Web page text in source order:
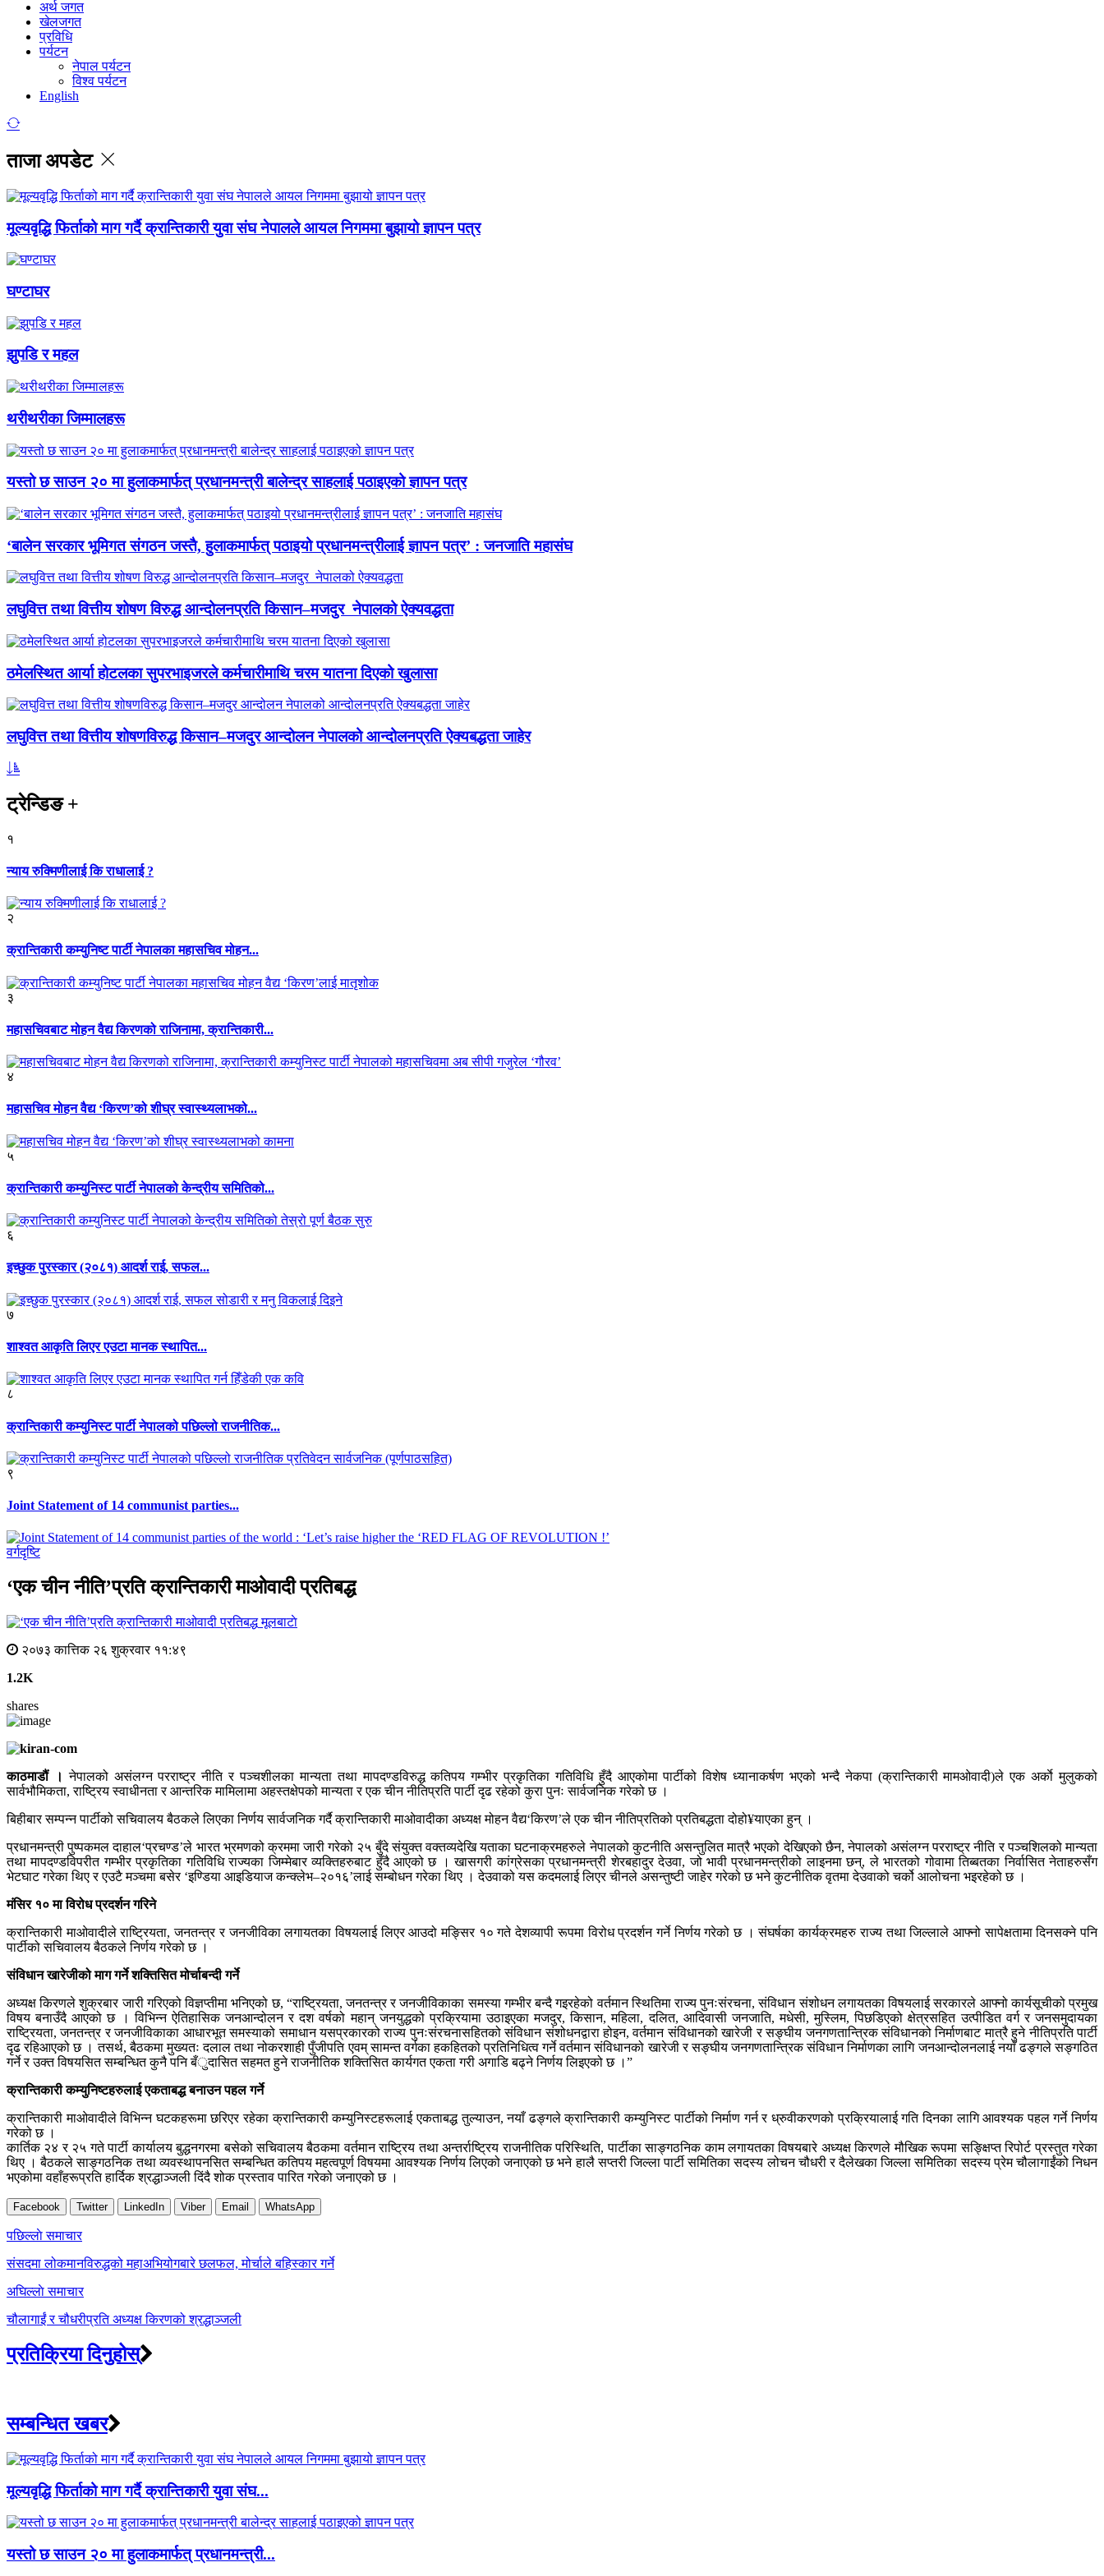
अर्थ जगत
खेलजगत
प्रविधि
पर्यटन
नेपाल पर्यटन
विश्व पर्यटन
English
ताजा अपडेट
मूल्यवृद्धि फिर्ताको माग गर्दै क्रान्तिकारी युवा संघ नेपालले आयल निगममा बुझायो ज्ञापन पत्र
घण्टाघर
झुपडि र महल
थरीथरीका जिम्मालहरू
यस्तो छ साउन २० मा हुलाकमार्फत् प्रधानमन्त्री बालेन्द्र साहलाई पठाइएको ज्ञापन पत्र
‘बालेन सरकार भूमिगत संगठन जस्तै, हुलाकमार्फत् पठाइयो प्रधानमन्त्रीलाई ज्ञापन पत्र’ : जनजाति महासंघ
लघुवित्त तथा वित्तीय शोषण विरुद्ध आन्दोलनप्रति किसान–मजदुर नेपालको ऐक्यवद्धता
ठमेलस्थित आर्या होटलका सुपरभाइजरले कर्मचारीमाथि चरम यातना दिएको खुलासा
लघुवित्त तथा वित्तीय शोषणविरुद्ध किसान–मजदुर आन्दोलन नेपालको आन्दोलनप्रति ऐक्यबद्धता जाहेर
ट्रेन्डिङ+
१
न्याय रुक्मिणीलाई कि राधालाई ?
२
क्रान्तिकारी कम्युनिष्ट पार्टी नेपालका महासचिव मोहन...
३
महासचिवबाट मोहन वैद्य किरणको राजिनामा, क्रान्तिकारी...
४
महासचिव मोहन वैद्य ‘किरण’को शीघ्र स्वास्थ्यलाभको...
५
क्रान्तिकारी कम्युनिस्ट पार्टी नेपालको केन्द्रीय समितिको...
६
इच्छुक पुरस्कार (२०८१) आदर्श राई, सफल...
७
शाश्वत आकृति लिएर एउटा मानक स्थापित...
८
क्रान्तिकारी कम्युनिस्ट पार्टी नेपालको पछिल्लो राजनीतिक...
९
Joint Statement of 14 communist parties...
वर्गदृष्टि
‘एक चीन नीति’प्रति क्रान्तिकारी माओवादी प्रतिबद्ध
मूलबाटाे
२०७३ कात्तिक २६ शुक्रवार ११:४९
1.2K
shares
काठमाडौं । नेपालको असंलग्न परराष्ट्र नीति र पञ्चशीलका मान्यता तथा मापदण्डविरुद्ध कतिपय गम्भीर प्रकृतिका गतिविधि हुँदै आएकोमा पार्टीको विशेष ध्यानाकर्षण भएको भन्दै नेकपा (क्रान्तिकारी मामओवादी)ले एक अर्काे मुलुकको
सार्वभौमिकता, राष्ट्रिय स्वाधीनता र आन्तरिक मामिलामा अहस्तक्षेपको मान्यता र एक चीन नीतिप्रति पार्टी दृढ रहेको कुरा पुनः सार्वजनिक गरेको छ ।
बिहीबार सम्पन्न पार्टीको सचिवालय बैठकले लिएका निर्णय सार्वजनिक गर्दै क्रान्तिकारी माओवादीका अध्यक्ष मोहन वैद्य‘किरण’ले एक चीन नीतिप्रतिको प्रतिबद्धता दोहो¥याएका हुन् ।
प्रधानमन्त्री पुष्पकमल दाहाल‘प्रचण्ड’ले भारत भ्रमणको क्रममा जारी गरेको २५ बुँदे संयुक्त वक्तव्यदेखि यताका घटनाक्रमहरुले नेपालको कुटनीति असन्तुलित मात्रै भएको देखिएको छैन, नेपालको असंलग्न परराष्ट्र नीति र पञ्चशिलको मान्यता
तथा मापदण्डविपरीत गम्भीर प्रकृतिका गतिविधि राज्यका जिम्मेबार व्यक्तिहरुबाट हुँदै आएको छ । खासगरी कांग्रेसका प्रधानमन्त्री शेरबहादुर देउवा, जो भावी प्रधानमन्त्रीको लाइनमा छन्, ले भारतको गोवामा तिब्बतका निर्वासित नेताहरुसँग
भेटघाट गरेका थिए र एउटै मञ्चमा बसेर ‘इण्डिया आइडियाज कन्क्लेभ–२०१६’लाई सम्बोधन गरेका थिए । देउवाको यस कदमलाई लिएर चीनले असन्तुष्टी जाहेर गरेको छ भने कुटनीतिक वृतमा देउवाको चर्को आलोचना भइरहेको छ ।
मंसिर १० मा विरोध प्रदर्शन गरिने
क्रान्तिकारी माओवादीले राष्ट्रियता, जनतन्त्र र जनजीविका लगायतका विषयलाई लिएर आउदो मङ्सिर १० गते देशव्यापी रूपमा विरोध प्रदर्शन गर्ने निर्णय गरेको छ । संघर्षका कार्यक्रमहरु राज्य तथा जिल्लाले आफ्नो सापेक्षतामा दिनसक्ने पनि
पार्टीको सचिवालय बैठकले निर्णय गरेको छ ।
संविधान खारेजीको माग गर्ने शक्तिसित मोर्चाबन्दी गर्ने
अध्यक्ष किरणले शुक्रबार जारी गरिएको विज्ञप्तीमा भनिएको छ, “राष्ट्रियता, जनतन्त्र र जनजीविकाका समस्या गम्भीर बन्दै गइरहेको वर्तमान स्थितिमा राज्य पुनःसंरचना, संविधान संशोधन लगायतका विषयलाई सरकारले आफ्नो कार्यसूचीको प्रमुख
विषय बनाउँदै आएको छ । विभिन्न ऐतिहासिक जनआन्दोलन र दश वर्षको महान् जनयुद्धको प्रक्रियामा उठाइएका मजदुर, किसान, महिला, दलित, आदिवासी जनजाति, मधेसी, मुस्लिम, पिछडिएको क्षेत्रसहित उत्पीडित वर्ग र जनसमुदायका
राष्ट्रियता, जनतन्त्र र जनजीविकाका आधारभूत समस्याको समाधान यसप्रकारको राज्य पुनःसंरचनासहितको संविधान संशोधनद्वारा होइन, वर्तमान संविधानको खारेजी र सङ्घीय जनगणतान्त्रिक संविधानको निर्माणबाट मात्रै हुने नीतिप्रति पार्टी
दृढ रहिआएको छ । तसर्थ, बैठकमा मुख्यतः दलाल तथा नोकरशाही पुँजीपति एवम् सामन्त वर्गका हकहितको प्रतिनिधित्व गर्ने वर्तमान संविधानको खारेजी र सङ्घीय जनगणतान्त्रिक संविधान निर्माणका लागि जनआन्दोलनलाई नयाँ ढङ्गले सङ्गठित
गर्ने र उक्त विषयसित सम्बन्धित कुनै पनि बँुदासित सहमत हुने राजनीतिक शक्तिसित कार्यगत एकता गरी अगाडि बढ्ने निर्णय लिइएको छ ।”
क्रान्तिकारी कम्युनिष्टहरुलाई एकताबद्ध बनाउन पहल गर्ने
क्रान्तिकारी माओवादीले विभिन्न घटकहरूमा छरिएर रहेका क्रान्तिकारी कम्युनिस्टहरूलाई एकताबद्ध तुल्याउन, नयाँ ढङ्गले क्रान्तिकारी कम्युनिस्ट पार्टीको निर्माण गर्न र ध्रुवीकरणको प्रक्रियालाई गति दिनका लागि आवश्यक पहल गर्ने निर्णय
गरेको छ ।
कार्तिक २४ र २५ गते पार्टी कार्यालय बुद्धनगरमा बसेको सचिवालय बैठकमा वर्तमान राष्ट्रिय तथा अन्तर्राष्ट्रिय राजनीतिक परिस्थिति, पार्टीका साङ्गठनिक काम लगायतका विषयबारे अध्यक्ष किरणले मौखिक रूपमा सङ्क्षिप्त रिपोर्ट प्रस्तुत गरेका
थिए । बैठकले साङ्गठनिक तथा व्यवस्थापनसित सम्बन्धित कतिपय महत्वपूर्ण विषयमा आवश्यक निर्णय लिएको जनाएको छ भने हालै सप्तरी जिल्ला पार्टी समितिका सदस्य लोचन चौधरी र दैलेखका जिल्ला समितिका सदस्य प्रेम चौलागाईंको निधन
भएकोमा वहाँहरूप्रति हार्दिक श्रद्धाञ्जली दिंदै शोक प्रस्ताव पारित गरेको जनाएको छ ।
Facebook Twitter LinkedIn Viber Email WhatsApp
Post
navigation
पछिल्लाे समाचार
संसदमा लोकमानविरुद्धको महाअभियोगबारे छलफल, मोर्चाले बहिस्कार गर्ने
अघिल्लाे समाचार
चौलागाईं र चौधरीप्रति अध्यक्ष किरणको श्रद्धाञ्जली
प्रतिक्रिया दिनुहोस्
सम्बन्धित खबर
मूल्यवृद्धि फिर्ताको माग गर्दै क्रान्तिकारी युवा संघ...
यस्तो छ साउन २० मा हुलाकमार्फत् प्रधानमन्त्री...